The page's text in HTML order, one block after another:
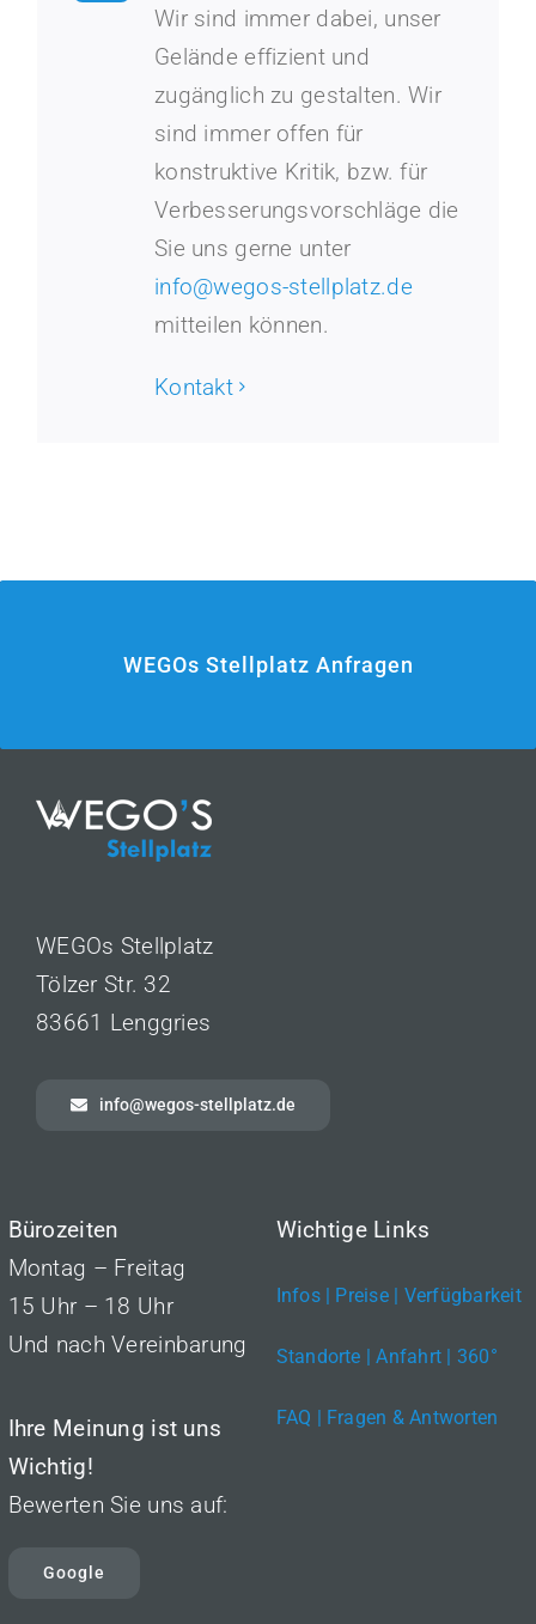
Wir sind immer dabei, unser
Gelände effizient und
zugänglich zu gestalten. Wir
sind immer offen für
konstruktive Kritik, bzw. für
Verbesserungsvorschläge die
Sie uns gerne unter
info@wegos-stellplatz.de
mitteilen können.
Kontakt
WEGOs Stellplatz Anfragen
WEGOs Stellplatz
Tölzer Str. 32
83661 Lenggries
info@wegos-stellplatz.de
Bürozeiten
Montag – Freitag
15 Uhr – 18 Uhr
Und nach Vereinbarung
Ihre Meinung ist uns
Wichtig!
Bewerten Sie uns auf:
Google
Wichtige Links
Infos | Preise | Verfügbarkeit
Standorte | Anfahrt | 360°
FAQ | Fragen & Antworten